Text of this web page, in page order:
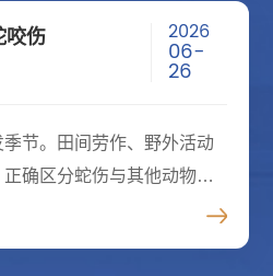
咬伤 2026
06-
26
节。田间劳作、野外活动
确区分蛇伤与其他动物致
典型的毒蛇咬伤常留有2个较